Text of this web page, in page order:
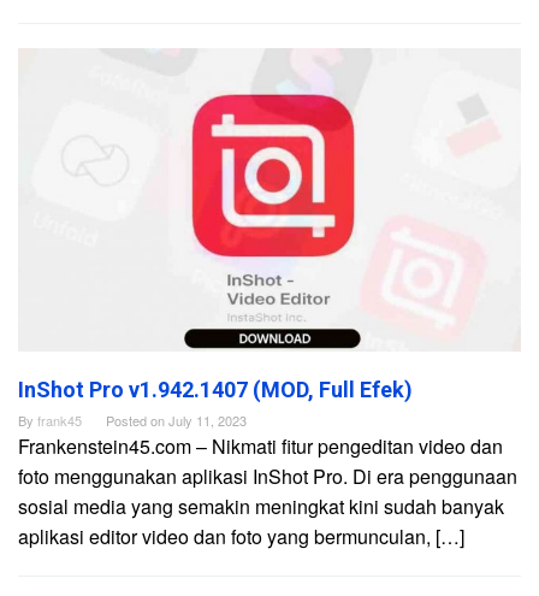
InShot Pro v1.942.1407 (MOD, Full Efek)
By frank45 Posted onJuly 11, 2023
Frankenstein45.com – Nikmati fitur pengeditan video dan
foto menggunakan aplikasi InShot Pro. Di era penggunaan
sosial media yang semakin meningkat kini sudah banyak
aplikasi editor video dan foto yang bermunculan, […]